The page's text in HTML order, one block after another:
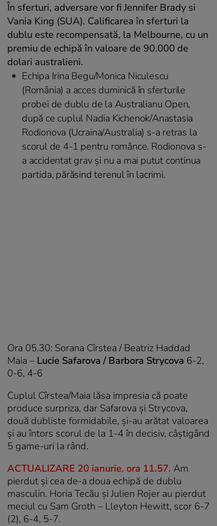
În sferturi, adversare vor fi Jennifer Brady si
Vania King (SUA). Calificarea în sferturi la
dublu este recompensată, la Melbourne, cu un
premiu de echipă în valoare de 90.000 de
dolari australieni.
Echipa Irina Begu/Monica Niculescu
(România) a acces duminică în sferturile
probei de dublu de la Australianu Open,
după ce cuplul Nadia Kichenok/Anastasia
Rodionova (Ucraina/Australia) s-a retras la
scorul de 4-1 pentru românce. Rodionova s-
a accidentat grav şi nu a mai putut continua
partida, părăsind terenul în lacrimi.
Ora 05.30: Sorana Cîrstea / Beatriz Haddad
Maia – Lucie Safarova / Barbora Strycova 6-2,
0-6, 4-6
Cuplul Cîrstea/Maia lăsa impresia că poate
produce surpriza, dar Safarova şi Strycova,
două dubliste formidabile, şi-au arătat valoarea
şi au întors scorul de la 1-4 în decisiv, câştigând
5 game-uri la rând.
ACTUALIZARE 20 ianurie, ora 11.57. Am
pierdut și cea de-a doua echipă de dublu
masculin. Horia Tecău și Julien Rojer au pierdut
meciul cu Sam Groth – Lleyton Hewitt, scor 6-7
(2), 6-4, 5-7.